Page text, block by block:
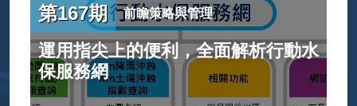
第167期 前瞻策略與管理
運用指尖上的便利，全面解析行動水
保服務網